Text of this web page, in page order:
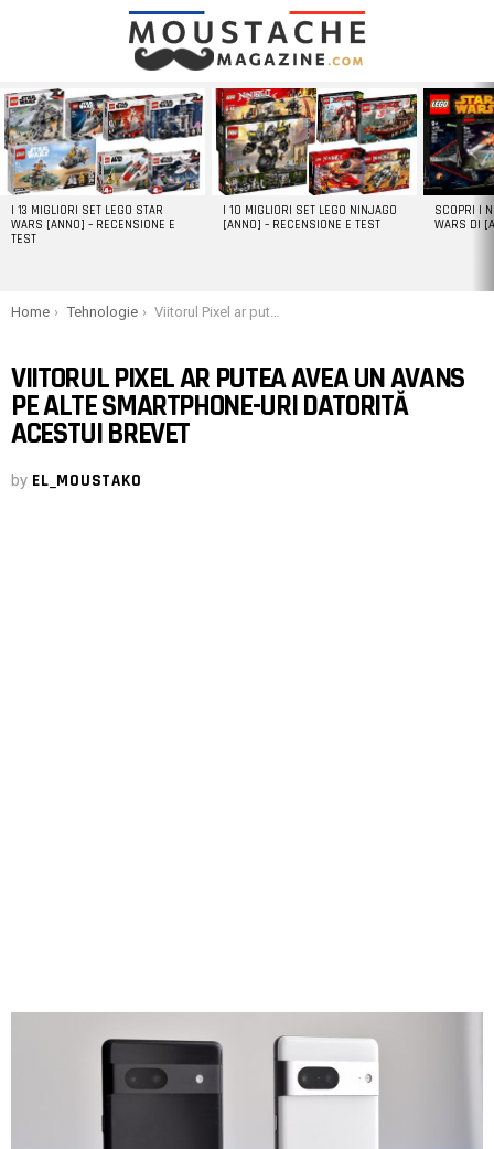
LATEST
STORIES
I 13 MIGLIORI SET LEGO STAR
WARS [ANNO] – RECENSIONE E
TEST
I 10 MIGLIORI SET LEGO NINJAGO
[ANNO] – RECENSIONE E TEST
SCOPRI I
WARS DI
You are here:
Home Tehnologie Viitorul Pixel ar putea avea un avans pe alte smartphone-uri datorită acestui brevet
VIITORUL PIXEL AR PUTEA AVEA UN AVANS
PE ALTE SMARTPHONE-URI DATORITĂ
ACESTUI BREVET
by EL_MOUSTAKO